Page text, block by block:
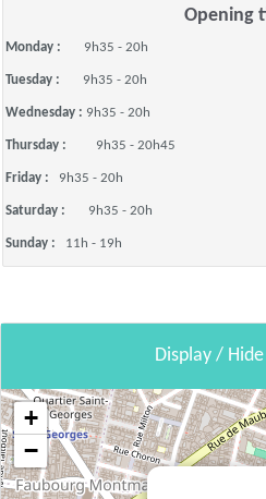
Opening
Monday : 9h35 - 20h
Tuesday : 9h35 - 20h
Wednesday : 9h35 - 20h
Thursday : 9h35 - 20h45
Friday : 9h35 - 20h
Saturday : 9h35 - 20h
Sunday : 11h - 19h
Display /
+
−